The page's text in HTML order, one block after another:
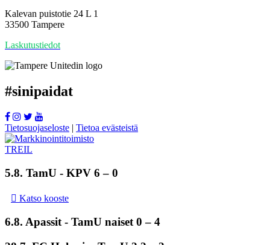
Kalevan puistotie 24 L 1
33500 Tampere
Laskutustiedot
#sinipaidat
Tietosuojaseloste | Tietoa evästeistä
5.8. TamU - KPV 6 – 0
Katso kooste
6.8. Apassit - TamU naiset0 – 4